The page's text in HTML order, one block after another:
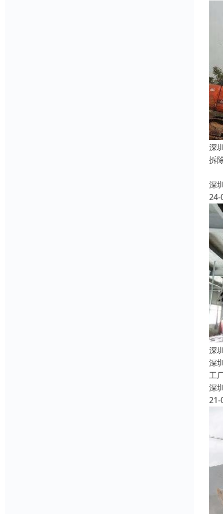
深
拆
深
24-
深
深
工
深
21-